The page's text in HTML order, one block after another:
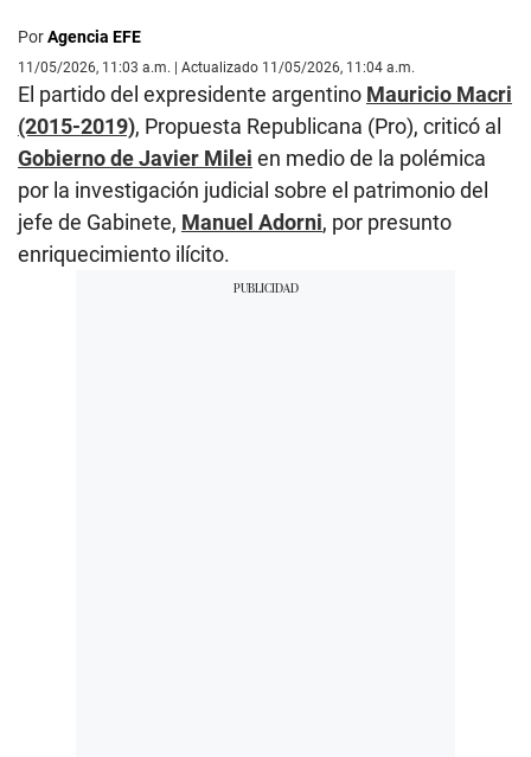
PorAgencia EFE
11/05/2026, 11:03 a.m. | Actualizado 11/05/2026, 11:04 a.m.
El partido del expresidente argentino Mauricio Macri
(2015-2019), Propuesta Republicana (Pro), criticó al
Gobierno de Javier Milei en medio de la polémica
por la investigación judicial sobre el patrimonio del
jefe de Gabinete, Manuel Adorni, por presunto
enriquecimiento ilícito.